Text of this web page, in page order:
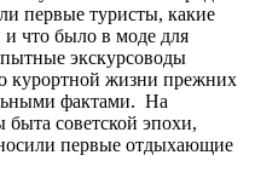
первые туристы, какие
что было в моде для
экскурсоводы
о курортной жизни прежних
фактами. На
быта советской эпохи,
первые отдыхающие